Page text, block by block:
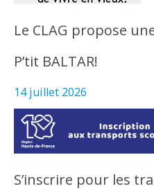
Le CLAG propose
P’tit BALTAR!
14 juillet 2026
S’inscrire pour les